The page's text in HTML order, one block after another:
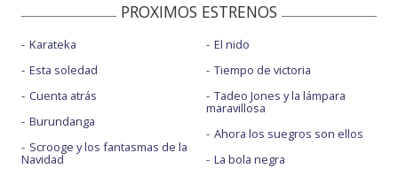
PROXIMOS ESTRENOS
Karateka
Esta soledad
Cuenta atrás
Burundanga
Scrooge y los fantasmas de la
Navidad
El nido
Tiempo de victoria
Tadeo Jones y la lámpara
maravillosa
Ahora los suegros son ellos
La bola negra